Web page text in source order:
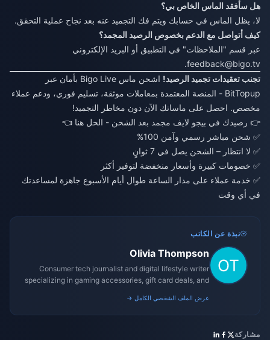
هل سأفقد الماس الخاص بي؟
لا، يظل الماس في حسابك ويتم فك التجميد عنه بعد نجاح عملية التحقق.
كيف أتواصل مع الدعم بخصوص الرصيد المجمد؟
عبر قسم "الملاحظات" في التطبيق أو البريد الإلكتروني
feedback@bigo.tv
.
تجنب تعقيدات تجميد الرصيد!
اشحن ماس Bigo Live بأمان عبر
BitTopup - المنصة المعتمدة بمعاملات موثقة، تسليم فوري، ودعم عملاء
مخصص. احصل على ماساتك الآن دون مخاطر التجميد!
👉 رصيدك في بيجو لايف مجمد بعد الشحن - الحل هنا 👈
✅ شحن مباشر رسمي وآمن 100%
✅ لا انتظار – الشحن يصل في 7 ثوانٍ
✅ خصومات كبيرة وأسعار منخفضة لتوفير أكثر
✅ خدمة عملاء على مدار الساعة طوال أيام الأسبوع جاهزة لمساعدتك
في أي وقت
نبذة عن الكاتب
Olivia Thompson
Consumer tech journalist and digital lifestyle writer
specializing in gaming accessories, gift card deals, and
عرض الملف الشخصي الكامل →
مشاركة